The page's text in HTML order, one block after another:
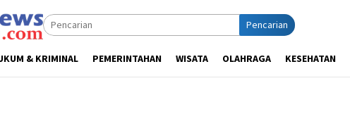
Pencarian
& KRIMINAL PEMERINTAHAN WISATA OLAHRAGA KESEHATAN